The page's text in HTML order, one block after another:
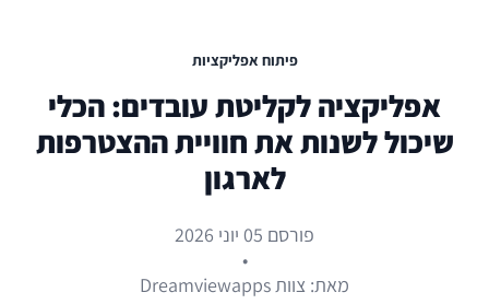
פיתוח אפליקציות
אפליקציה לקליטת עובדים: הכלי
שיכול לשנות את חוויית ההצטרפות
לארגון
פורסם 05 יוני 2026
•
מאת: צוות Dreamviewapps